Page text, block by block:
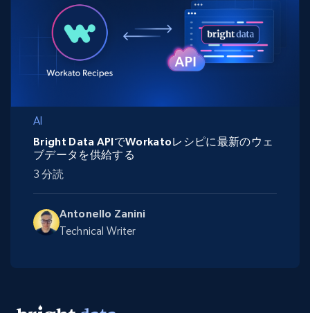
AI
Antonello Zanini
Technical Writer
Bright Data APIでWorkatoレシピに最新のウェ
ブデータを供給する
3 分読